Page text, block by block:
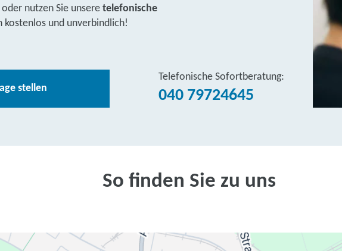
nutzen Sie unsere telefonische
kostenlos und unverbindlich!
stellen
Telefonische Sofortberatung:
040 79724645
So finden Sie zu uns